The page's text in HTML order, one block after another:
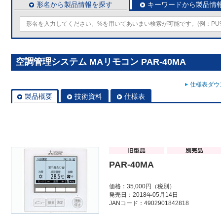
形名から製品情報を探す キーワードから製品情
空調管理システム MAリモコン PAR-40MA
仕様表ダ
製品概要 技術資料 仕様表
PAR-40MA
価格：35,000円（税別）
発売日：2018年05月14日
JANコード：4902901842818